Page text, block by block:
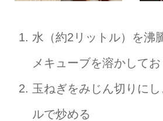
水（約2リットル）を沸
メキューブを溶かしてお
玉ねぎをみじん切りに
ルで炒める